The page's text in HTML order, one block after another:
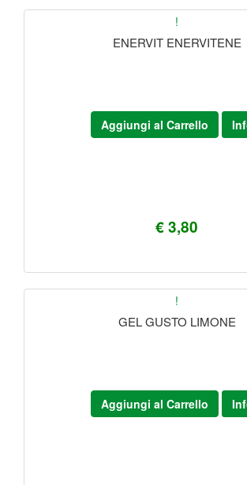
!
ENERVIT ENERVITENE
€ 3,80
Aggiungi al Carrello
!
GEL GUSTO LIMONE
Aggiungi al Carrello